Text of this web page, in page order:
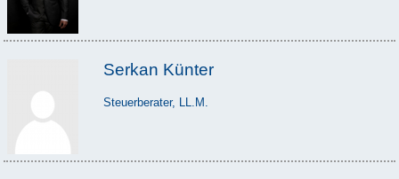
Serkan Künter
Steuerberater, LL.M.